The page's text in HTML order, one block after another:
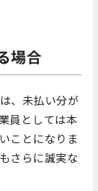
場合
、未払い分が
員としては本
ことになりま
さらに誠実な